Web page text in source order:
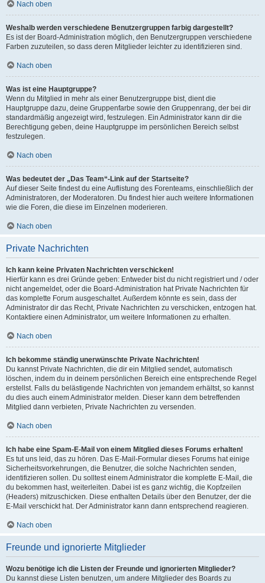
Nach oben
Weshalb werden verschiedene Benutzergruppen farbig dargestellt?
Es ist der Board-Administration möglich, den Benutzergruppen verschiedene
Farben zuzuteilen, so dass deren Mitglieder leichter zu identifizieren sind.
Nach oben
Was ist eine Hauptgruppe?
Wenn du Mitglied in mehr als einer Benutzergruppe bist, dient die
Hauptgruppe dazu, deine Gruppenfarbe sowie den Gruppenrang, der bei dir
standardmäßig angezeigt wird, festzulegen. Ein Administrator kann dir die
Berechtigung geben, deine Hauptgruppe im persönlichen Bereich selbst
festzulegen.
Nach oben
Was bedeutet der „Das Team“-Link auf der Startseite?
Auf dieser Seite findest du eine Auflistung des Forenteams, einschließlich der
Administratoren, der Moderatoren. Du findest hier auch weitere Informationen
wie die Foren, die diese im Einzelnen moderieren.
Nach oben
Private Nachrichten
Ich kann keine Privaten Nachrichten verschicken!
Hierfür kann es drei Gründe geben: Entweder bist du nicht registriert und / oder
nicht angemeldet, oder die Board-Administration hat Private Nachrichten für
das komplette Forum ausgeschaltet. Außerdem könnte es sein, dass der
Administrator dir das Recht, Private Nachrichten zu verschicken, entzogen hat.
Kontaktiere einen Administrator, um weitere Informationen zu erhalten.
Nach oben
Ich bekomme ständig unerwünschte Private Nachrichten!
Du kannst Private Nachrichten, die dir ein Mitglied sendet, automatisch
löschen, indem du in deinem persönlichen Bereich eine entsprechende Regel
erstellst. Falls du belästigende Nachrichten von jemandem erhältst, so kannst
du dies auch einem Administrator melden. Dieser kann dem betreffenden
Mitglied dann verbieten, Private Nachrichten zu versenden.
Nach oben
Ich habe eine Spam-E-Mail von einem Mitglied dieses Forums erhalten!
Es tut uns leid, das zu hören. Das E-Mail-Formular dieses Forums hat einige
Sicherheitsvorkehrungen, die Benutzer, die solche Nachrichten senden,
identifizieren sollen. Du solltest einem Administrator die komplette E-Mail, die
du bekommen hast, weiterleiten. Dabei ist es ganz wichtig, die Kopfzeilen
(Headers) mitzuschicken. Diese enthalten Details über den Benutzer, der die
E-Mail verschickt hat. Der Administrator kann dann entsprechend reagieren.
Nach oben
Freunde und ignorierte Mitglieder
Wozu benötige ich die Listen der Freunde und ignorierten Mitglieder?
Du kannst diese Listen benutzen, um andere Mitglieder des Boards zu